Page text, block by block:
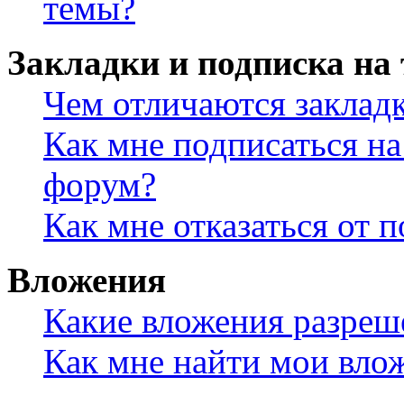
Закладки и подписка
Чем отличаются
Как мне подписаться
форум?
Как мне отказаться от
Вложения
Какие вложения
Как мне найти мои